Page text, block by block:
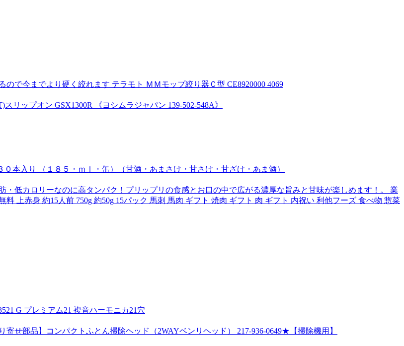
で今までより硬く絞れます テラモト ＭＭモップ絞り器Ｃ型 CE8920000 4069
リップオン GSX1300R 《ヨシムラジャパン 139-502-548A》
本入り （１８５・ｍｌ・缶）（甘酒・あまさけ・甘さけ・甘ざけ・あま酒）
・低カロリーなのに高タンパク！プリップリの食感とお口の中で広がる濃厚な旨みと甘味が楽しめます！。 業
上赤身 約15人前 750g 約50g 15パック 馬刺 馬肉 ギフト 焼肉 ギフト 肉 ギフト 内祝い 利他フーズ 食べ物 惣菜
G プレミアム21 複音ハーモニカ21穴
せ部品】コンパクトふとん掃除ヘッド（2WAYベンリヘッド） 217-936-0649★【掃除機用】